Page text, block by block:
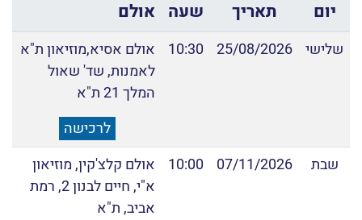
יום תאריך שעה אולם
שלישי 25/08/2026
10:30
אולם אסיא,מוזיאון ת"א
לאמנות, שד' שאול
המלך 21 ת"א
לרכישה
שבת
07/11/2026
10:00
אולם קלצ'קין, מוזיאון
א"י, חיים לבנון 2, רמת
אביב, ת"א